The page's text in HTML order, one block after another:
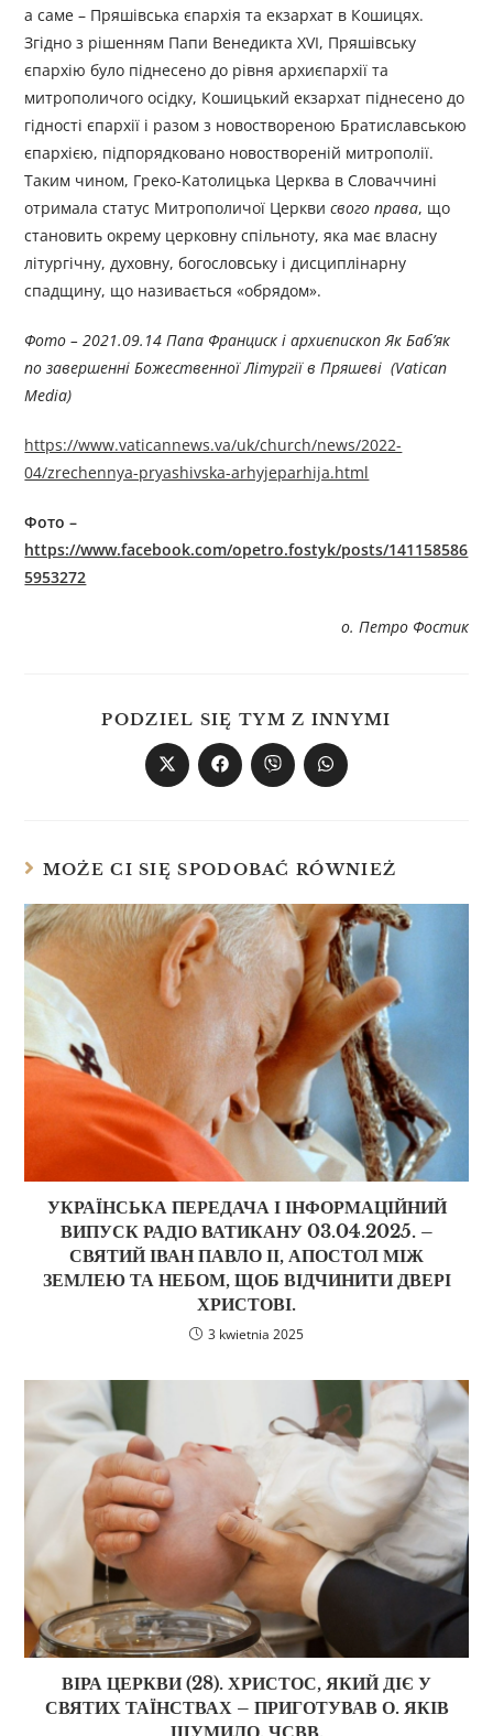
а саме – Пряшівська єпархія та екзархат в Кошицях.
Згідно з рішенням Папи Венедикта XVI, Пряшівську
єпархію було піднесено до рівня архиєпархії та
митрополичого осідку, Кошицький екзархат піднесено до
гідності єпархії і разом з новоствореною Братиславською
єпархією, підпорядковано новоствореній митрополії.
Таким чином, Греко-Католицька Церква в Словаччині
отримала статус Митрополичої Церквисвого права, що
становить окрему церковну спільноту, яка має власну
літургічну, духовну, богословську і дисциплінарну
спадщину, що називається «обрядом».
Фото –2021.09.14 Папа Франциск і архиєпископ Як Баб’як
по завершенні Божественної Літургії в Пряшеві (Vatican
Media)
https://www.vaticannews.va/uk/church/news/2022-
04/zrechennya-pryashivska-arhyjeparhija.html
Фото –
https://www.facebook.com/opetro.fostyk/posts/141158586
5953272
о. Петро Фостик
PODZIEL SIĘ TYM Z INNYMI
MOŻE CI SIĘ SPODOBAĆ RÓWNIEŻ
УКРАЇНСЬКА ПЕРЕДАЧА І ІНФОРМАЦІЙНИЙ
ВИПУСК РАДІО ВАТИКАНУ 03.04.2025. –
СВЯТИЙ ІВАН ПАВЛО ІІ, АПОСТОЛ МІЖ
ЗЕМЛЕЮ ТА НЕБОМ, ЩОБ ВІДЧИНИТИ ДВЕРІ
ХРИСТОВІ.
3 kwietnia 2025
ВІРА ЦЕРКВИ (28). ХРИСТОС, ЯКИЙ ДІЄ У
СВЯТИХ ТАЇНСТВАХ – ПРИГОТУВАВ О. ЯКІВ
ШУМИЛО, ЧСВВ.